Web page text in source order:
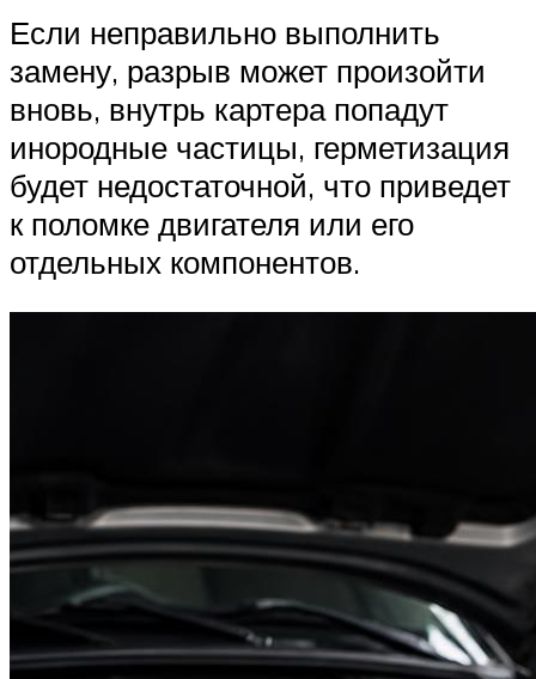
Если неправильно выполнить
замену, разрыв может произойти
вновь, внутрь картера попадут
инородные частицы, герметизация
будет недостаточной, что приведет
к поломке двигателя или его
отдельных компонентов.